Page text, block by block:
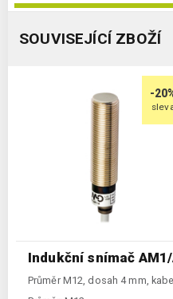
SOUVISEJÍCÍ ZBOŽÍ
-
Indukční snímač
Průměr M12, dosah 4 mm,